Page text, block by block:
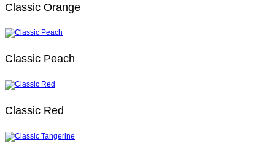
Classic Orange
Classic Peach
Classic Red